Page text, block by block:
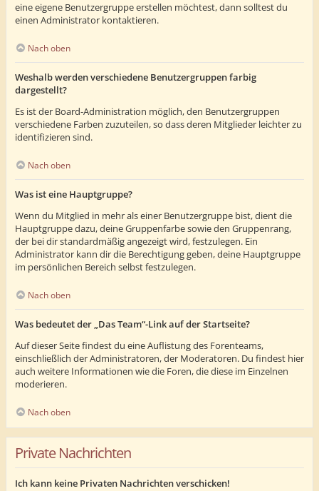
eine eigene Benutzergruppe erstellen möchtest, dann solltest du
einen Administrator kontaktieren.
Nach oben
Weshalb werden verschiedene Benutzergruppen farbig
dargestellt?
Es ist der Board-Administration möglich, den Benutzergruppen
verschiedene Farben zuzuteilen, so dass deren Mitglieder leichter zu
identifizieren sind.
Nach oben
Was ist eine Hauptgruppe?
Wenn du Mitglied in mehr als einer Benutzergruppe bist, dient die
Hauptgruppe dazu, deine Gruppenfarbe sowie den Gruppenrang,
der bei dir standardmäßig angezeigt wird, festzulegen. Ein
Administrator kann dir die Berechtigung geben, deine Hauptgruppe
im persönlichen Bereich selbst festzulegen.
Nach oben
Was bedeutet der „Das Team“-Link auf der Startseite?
Auf dieser Seite findest du eine Auflistung des Forenteams,
einschließlich der Administratoren, der Moderatoren. Du findest hier
auch weitere Informationen wie die Foren, die diese im Einzelnen
moderieren.
Nach oben
Private Nachrichten
Ich kann keine Privaten Nachrichten verschicken!